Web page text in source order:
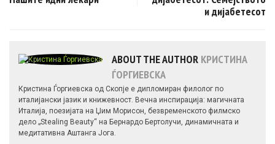
и дијабетесот
ABOUT THE AUTHOR КРИСТИНА
ЃОРГИЕВСКА
Кристина Ѓоргиевска од Скопје е дипломиран филолог по
италијански јазик и книжевност. Вечна инспирација: магичната
Италија, поезијата на Џим Морисон, безвременското филмско
дело „Stealing Beauty“ на Бернардо Бертолучи, динамичната и
медитативна Аштанга Јога.